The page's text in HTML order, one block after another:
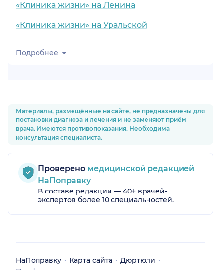
«Клиника жизни» на Ленина
«Клиника жизни» на Уральской
Подробнее
Материалы, размещённые на сайте, не предназначены для
постановки диагноза и лечения и не заменяют приём
врача. Имеются противопоказания. Необходима
консультация специалиста.
Проверено медицинской редакцией
НаПоправку
В составе редакции — 40+ врачей-
экспертов более 10 специальностей.
НаПоправку Карта сайта
Дюртюли